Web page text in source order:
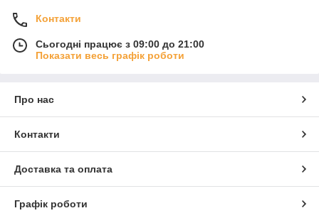
Контакти
Сьогодні працює з 09:00 до 21:00
Показати весь графік роботи
Про нас
Контакти
Доставка та оплата
Графік роботи